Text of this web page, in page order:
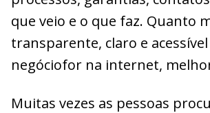
que veio e o que faz. Quanto
transparente, claro e acessível
negóciofor na internet,
Muitas vezes as pessoas